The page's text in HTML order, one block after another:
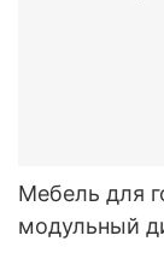
Мебель для
модульный